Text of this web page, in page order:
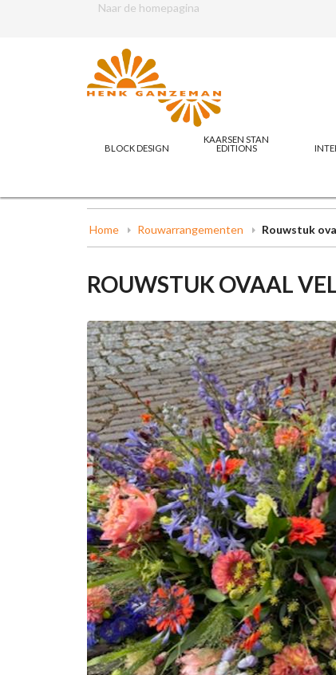
Naar de homepagina
BLOCK DESIGN
KAARSEN STAN
EDITIONS
Home Rouwarrangementen Rouwstuk
ROUWSTUK OVAAL